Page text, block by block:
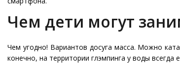
Чем дети могут
Чем угодно! Вариантов досуга масса. Можно
конечно, на территории глэмпинга у воды всегда